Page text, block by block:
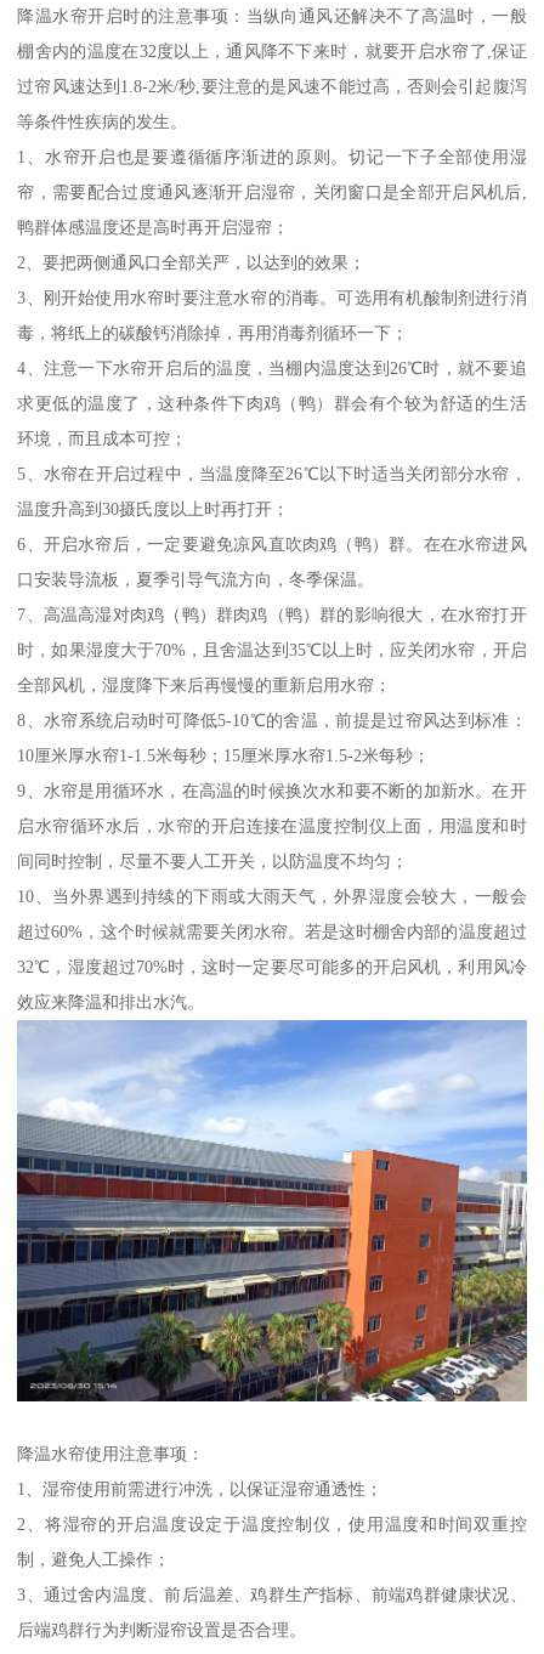
降温水帘开启时的注意事项：当纵向通风还解决不了高温时，一般
棚舍内的温度在32度以上，通风降不下来时，就要开启水帘了,保证
过帘风速达到1.8-2米/秒,要注意的是风速不能过高，否则会引起腹泻
等条件性疾病的发生。
1、水帘开启也是要遵循循序渐进的原则。切记一下子全部使用湿
帘，需要配合过度通风逐渐开启湿帘，关闭窗口是全部开启风机后,
鸭群体感温度还是高时再开启湿帘；
2、要把两侧通风口全部关严，以达到的效果；
3、刚开始使用水帘时要注意水帘的消毒。可选用有机酸制剂进行消
毒，将纸上的碳酸钙消除掉，再用消毒剂循环一下；
4、注意一下水帘开启后的温度，当棚内温度达到26℃时，就不要追
求更低的温度了，这种条件下肉鸡（鸭）群会有个较为舒适的生活
环境，而且成本可控；
5、水帘在开启过程中，当温度降至26℃以下时适当关闭部分水帘，
温度升高到30摄氏度以上时再打开；
6、开启水帘后，一定要避免凉风直吹肉鸡（鸭）群。在在水帘进风
口安装导流板，夏季引导气流方向，冬季保温。
7、高温高湿对肉鸡（鸭）群肉鸡（鸭）群的影响很大，在水帘打开
时，如果湿度大于70%，且舍温达到35℃以上时，应关闭水帘，开启
全部风机，湿度降下来后再慢慢的重新启用水帘；
8、水帘系统启动时可降低5-10℃的舍温，前提是过帘风达到标准：
10厘米厚水帘1-1.5米每秒；15厘米厚水帘1.5-2米每秒；
9、水帘是用循环水，在高温的时候换次水和要不断的加新水。在开
启水帘循环水后，水帘的开启连接在温度控制仪上面，用温度和时
间同时控制，尽量不要人工开关，以防温度不均匀；
10、当外界遇到持续的下雨或大雨天气，外界湿度会较大，一般会
超过60%，这个时候就需要关闭水帘。若是这时棚舍内部的温度超过
32℃，湿度超过70%时，这时一定要尽可能多的开启风机，利用风冷
效应来降温和排出水汽。
降温水帘使用注意事项：
1、湿帘使用前需进行冲洗，以保证湿帘通透性；
2、将湿帘的开启温度设定于温度控制仪，使用温度和时间双重控
制，避免人工操作；
3、通过舍内温度、前后温差、鸡群生产指标、前端鸡群健康状况、
后端鸡群行为判断湿帘设置是否合理。